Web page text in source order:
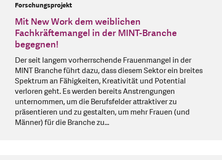
Forschungsprojekt
Mit New Work dem weiblichen
Fachkräftemangel in der MINT-Branche
begegnen!
Der seit langem vorherrschende Frauenmangel in der
MINT Branche führt dazu, dass diesem Sektor ein breites
Spektrum an Fähigkeiten, Kreativität und Potential
verloren geht. Es werden bereits Anstrengungen
unternommen, um die Berufsfelder attraktiver zu
präsentieren und zu gestalten, um mehr Frauen (und
Männer) für die Branche zu…